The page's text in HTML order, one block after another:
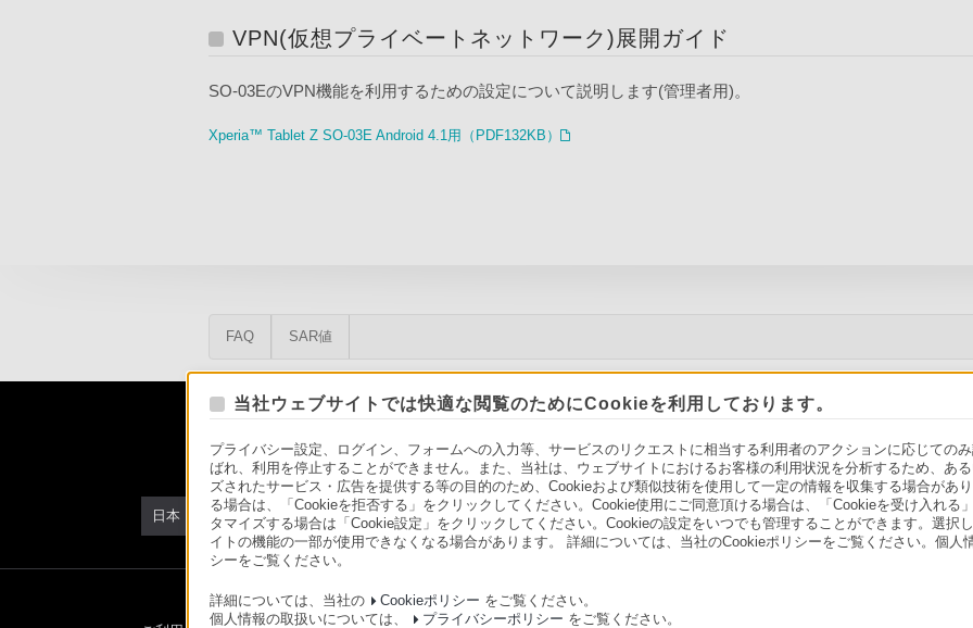
VPN(仮想プライベートネットワーク)展開ガイド
SO-03EのVPN機能を利用するための設定について説明します(管理者用)。
Xperia™ Tablet Z SO-03E Android 4.1用（PDF132KB）
FAQ SAR値
当社ウェブサイトでは快適な閲覧のためにCookieを利用しております。
プライバシー設定、ログイン、フォームへの入力等、サービスのリクエストに相当する利用者のアクションに応じての
ばれ、利用を停止することができません。また、当社は、ウェブサイトにおけるお客様の利用状況を分析するため、あ
ズされたサービス・広告を提供する等の目的のため、Cookieおよび類似技術を使用して一定の情報を収集する場合があ
る場合は、「Cookieを拒否する」をクリックしてください。Cookie使用にご同意頂ける場合は、「Cookieを受け入れる
タマイズする場合は「Cookie設定」をクリックしてください。Cookieの設定をいつでも管理することができます。選択
イトの機能の一部が使用できなくなる場合があります。 詳細については、当社のCookieポリシーをご覧ください。個人
シーをご覧ください。
詳細については、当社の Cookieポリシー をご覧ください。
個人情報の取扱いについては、
プライバシーポリシー をご覧ください。
日本
会社情報 採用情報 特約店のご案内